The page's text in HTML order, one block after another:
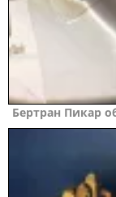
Бертран Пикар